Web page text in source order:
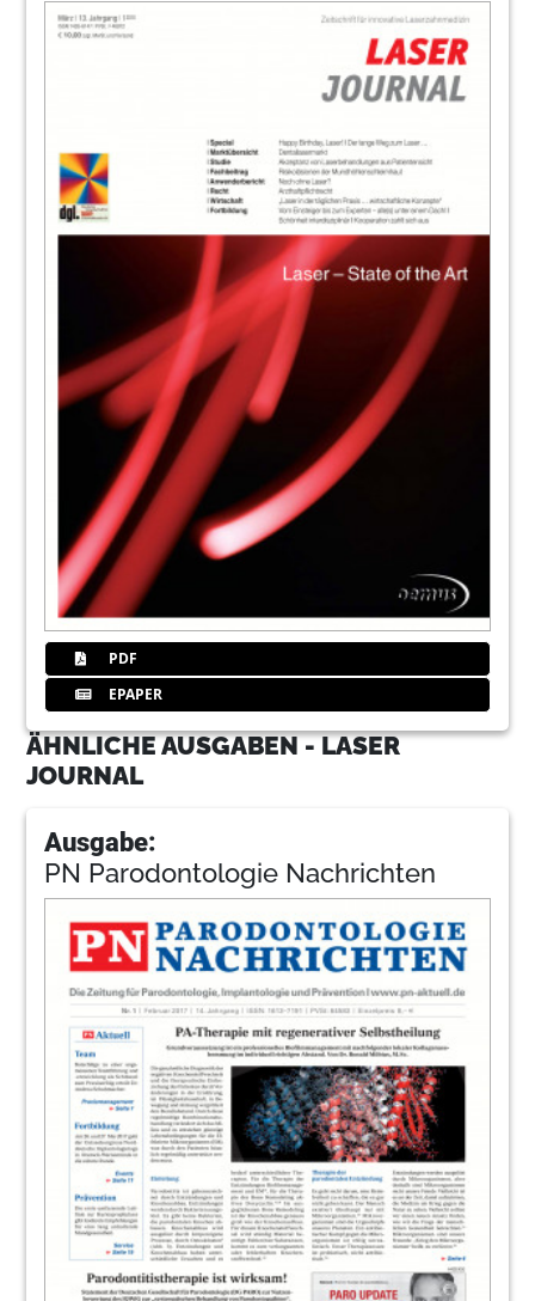
PDF
EPAPER
ÄHNLICHE AUSGABEN - LASER
JOURNAL
Ausgabe:
PN Parodontologie Nachrichten